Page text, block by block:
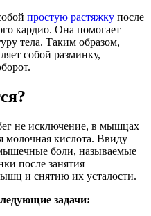
простую растяжку после
кардио. Она помогает
тела. Таким образом,
собой разминку,
не исключение, в мышцах
молочная кислота. Ввиду
боли, называемые
после занятия
и снятию их усталости.
задачи: